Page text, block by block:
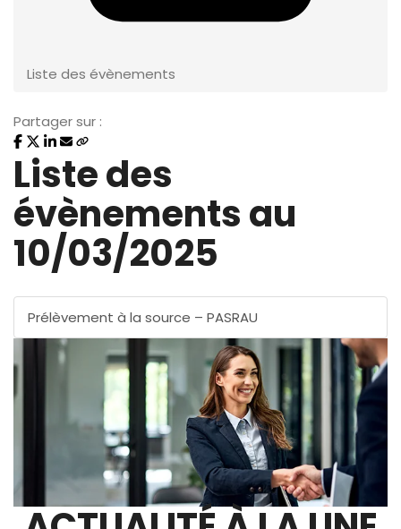
Liste des évènements
Partager sur :
Liste des
évènements au
10/03/2025
Prélèvement à la source – PASRAU